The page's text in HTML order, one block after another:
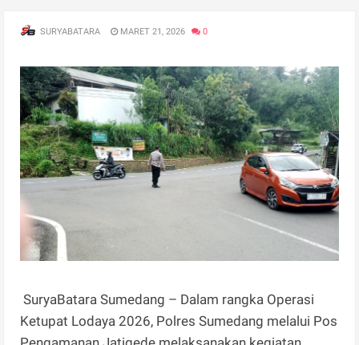
SURYABATARA MARET 21, 2026 0
SuryaBatara Sumedang – Dalam rangka Operasi
Ketupat Lodaya 2026, Polres Sumedang melalui Pos